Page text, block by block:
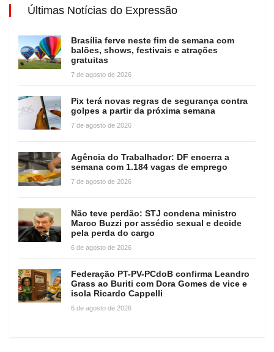
Últimas Notícias do Expressão
Brasília ferve neste fim de semana com
balões, shows, festivais e atrações
gratuitas
7 de agosto de 2026
Pix terá novas regras de segurança contra
golpes a partir da próxima semana
7 de agosto de 2026
Agência do Trabalhador: DF encerra a
semana com 1.184 vagas de emprego
7 de agosto de 2026
Não teve perdão: STJ condena ministro
Marco Buzzi por assédio sexual e decide
pela perda do cargo
6 de agosto de 2026
Federação PT-PV-PCdoB confirma Leandro
Grass ao Buriti com Dora Gomes de vice e
isola Ricardo Cappelli
6 de agosto de 2026